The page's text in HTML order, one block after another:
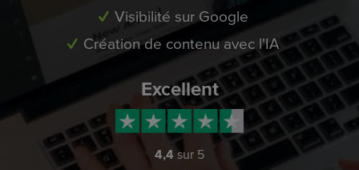
Visibilité sur Google
Création de contenu avec l'IA
Excellent
4,4 sur 5